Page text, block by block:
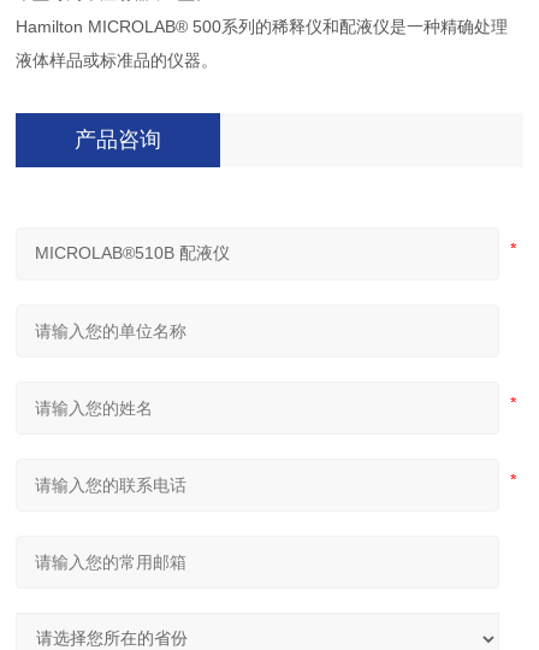
Hamilton MICROLAB® 500系列的稀释仪和配液仪是一种精确处理
液体样品或标准品的仪器。
产品咨询